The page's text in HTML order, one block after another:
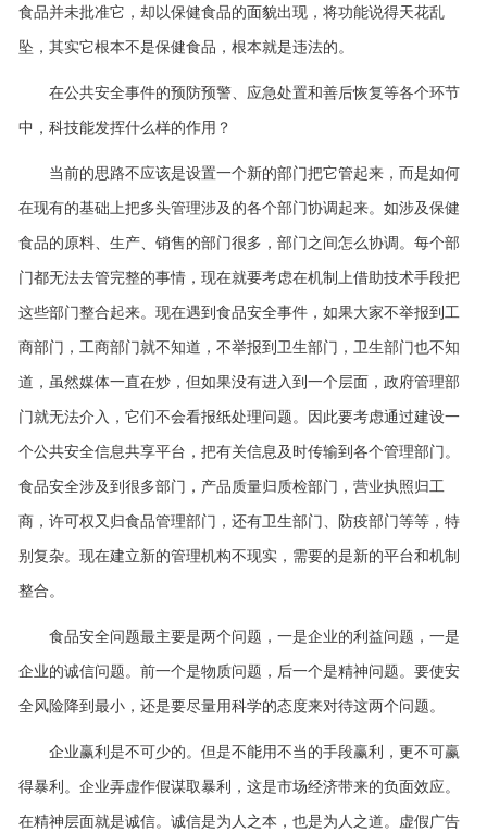
食品并未批准它，却以保健食品的面貌出现，将功能说得天花乱
坠，其实它根本不是保健食品，根本就是违法的。
在公共安全事件的预防预警、应急处置和善后恢复等各个环节
中，科技能发挥什么样的作用？
当前的思路不应该是设置一个新的部门把它管起来，而是如何
在现有的基础上把多头管理涉及的各个部门协调起来。如涉及保健
食品的原料、生产、销售的部门很多，部门之间怎么协调。每个部
门都无法去管完整的事情，现在就要考虑在机制上借助技术手段把
这些部门整合起来。现在遇到食品安全事件，如果大家不举报到工
商部门，工商部门就不知道，不举报到卫生部门，卫生部门也不知
道，虽然媒体一直在炒，但如果没有进入到一个层面，政府管理部
门就无法介入，它们不会看报纸处理问题。因此要考虑通过建设一
个公共安全信息共享平台，把有关信息及时传输到各个管理部门。
食品安全涉及到很多部门，产品质量归质检部门，营业执照归工
商，许可权又归食品管理部门，还有卫生部门、防疫部门等等，特
别复杂。现在建立新的管理机构不现实，需要的是新的平台和机制
整合。
食品安全问题最主要是两个问题，一是企业的利益问题，一是
企业的诚信问题。前一个是物质问题，后一个是精神问题。要使安
全风险降到最小，还是要尽量用科学的态度来对待这两个问题。
企业赢利是不可少的。但是不能用不当的手段赢利，更不可赢
得暴利。企业弄虚作假谋取暴利，这是市场经济带来的负面效应。
在精神层面就是诚信。诚信是为人之本，也是为人之道。虚假广告